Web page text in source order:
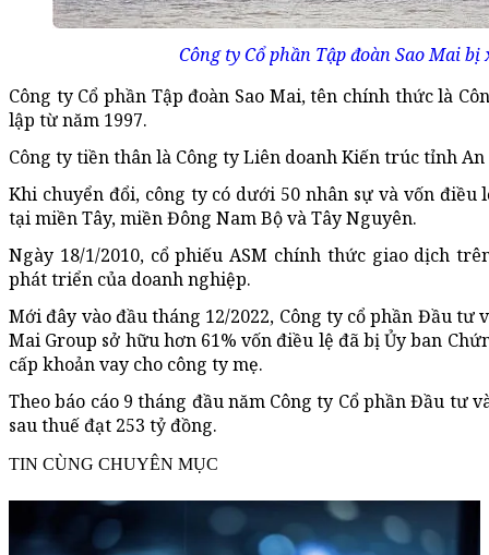
Công ty Cổ phần Tập đoàn Sao Mai
Công ty Cổ phần Tập đoàn Sao Mai, tên chính thức là
lập từ năm 1997.
Công ty tiền thân là Công ty Liên doanh Kiến trúc tỉnh
Khi chuyển đổi, công ty có dưới 50 nhân sự và vốn
tại miền Tây, miền Đông Nam Bộ và Tây Nguyên.
Ngày 18/1/2010, cổ phiếu ASM chính thức giao dịch
phát triển của doanh nghiệp.
Mới đây vào đầu tháng 12/2022, Công ty cổ phần Đầu tư
Mai Group sở hữu hơn 61% vốn điều lệ đã bị Ủy ban
cấp khoản vay cho công ty mẹ.
Theo báo cáo 9 tháng đầu năm Công ty Cổ phần Đầu tư
sau thuế đạt 253 tỷ đồng.
TIN CÙNG CHUYÊN MỤC